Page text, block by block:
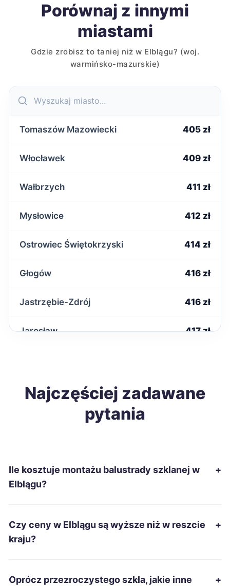
Porównaj z innymi
miastami
Gdzie zrobisz to taniej niż w Elblągu? (woj.
warmińsko-mazurskie)
Tomaszów Mazowiecki 405 zł
Włocławek 409 zł
Wałbrzych 411 zł
Mysłowice 412 zł
Ostrowiec Świętokrzyski 414 zł
Głogów 416 zł
Jastrzębie-Zdrój 416 zł
Jarosław 417 zł
Mielec 421 zł
Nowa Sól 424 zł
Chełm
Najczęściej zadawane
pytania
Ile kosztuje montażu balustrady szklanej w
Elblągu?
+
Czy ceny w Elblągu są wyższe niż w reszcie
kraju?
+
Oprócz przezroczystego szkła, jakie inne +